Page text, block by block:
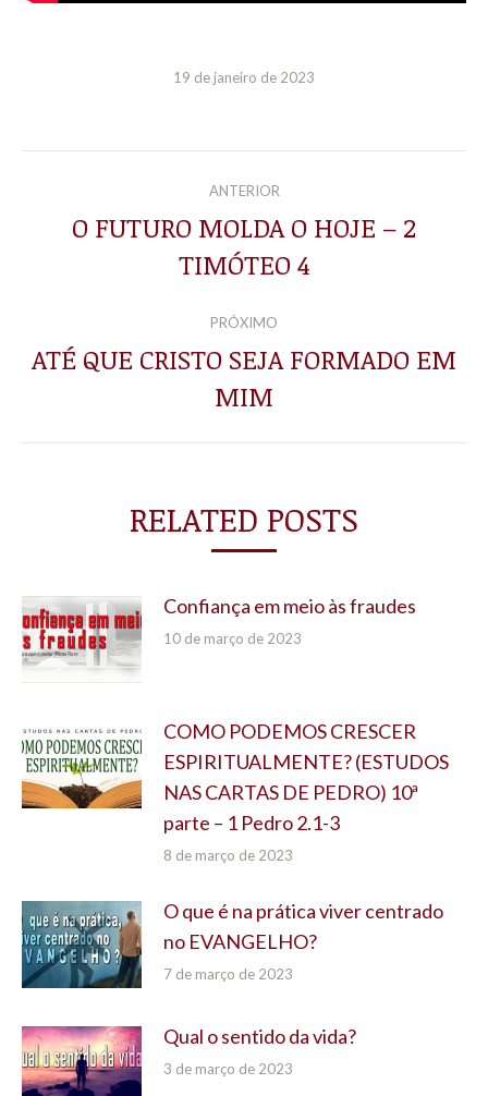
19 de janeiro de 2023
NAVEGAÇÃO
ANTERIOR
Post
anterior:
O FUTURO MOLDA O HOJE – 2
TIMÓTEO 4
PRÓXIMO
Próximo
post:
ATÉ QUE CRISTO SEJA FORMADO EM
MIM
RELATED POSTS
Confiança em meio às fraudes
10 de março de 2023
COMO PODEMOS CRESCER
ESPIRITUALMENTE? (ESTUDOS
NAS CARTAS DE PEDRO) 10ª
parte – 1 Pedro 2.1-3
8 de março de 2023
O que é na prática viver centrado
no EVANGELHO?
7 de março de 2023
Qual o sentido da vida?
3 de março de 2023